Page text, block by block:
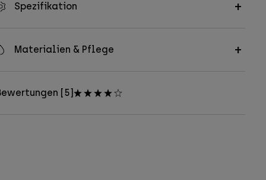
Spezifikation
Materialien & Pflege
[5]